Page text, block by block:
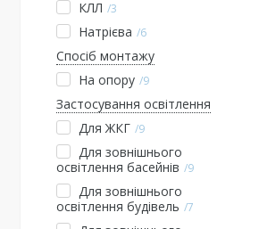
КЛЛ 3
Натрієва 6
Спосіб монтажу
На опору 9
Застосування освітлення
Для ЖКГ 9
Для зовнішнього
освітлення басейнів
9
Для зовнішнього
освітлення будівель 7